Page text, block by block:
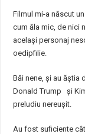
Filmul mi-a născut
cum ăla mic, de nici
același personaj
oedipfilie.
Băi nene, și au ăștia
Donald Trump și
preludiu nereușit.
Au fost suficiente